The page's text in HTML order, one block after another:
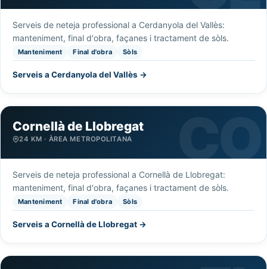
Serveis de neteja professional a Cerdanyola del Vallès:
manteniment, final d'obra, façanes i tractament de sòls.
Manteniment Final d'obra Sòls
Serveis a Cerdanyola del Vallès →
Cornellà de Llobregat
24 KM · ÀREA METROPOLITANA
Serveis de neteja professional a Cornellà de Llobregat:
manteniment, final d'obra, façanes i tractament de sòls.
Manteniment Final d'obra Sòls
Serveis a Cornellà de Llobregat →